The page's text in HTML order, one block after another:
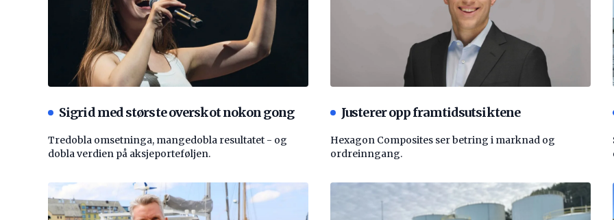
Sigrid med største overskot nokon gong
Tredobla omsetninga, mangedobla resultatet - og
dobla verdien på aksjeporteføljen.
Justerer opp framtidsutsiktene
Hexagon Composites ser betring i marknad og
ordreinngang.